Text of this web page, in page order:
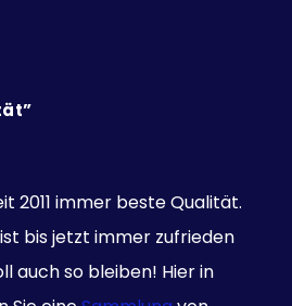
2011 immer beste Qualität.
bis jetzt immer zufrieden
auch so bleiben! Hier in